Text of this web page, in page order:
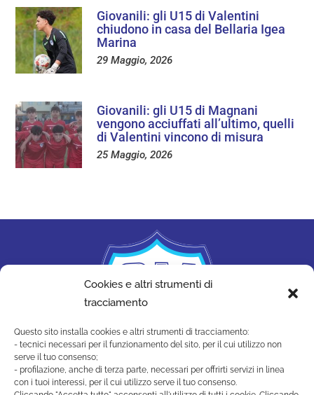
Cookies e altri strumenti di
tracciamento
Questo sito installa cookies e altri strumenti di tracciamento:
- tecnici necessari per il funzionamento del sito, per il cui utilizzo non
serve il tuo consenso;
- profilazione, anche di terza parte, necessari per offrirti servizi in linea
con i tuoi interessi, per il cui utilizzo serve il tuo consenso.
Giovanili: gli U15 di Valentini
chiudono in casa del Bellaria Igea
Marina
29 Maggio, 2026
Giovanili: gli U15 di Magnani
vengono acciuffati all’ultimo, quelli
di Valentini vincono di misura
25 Maggio, 2026